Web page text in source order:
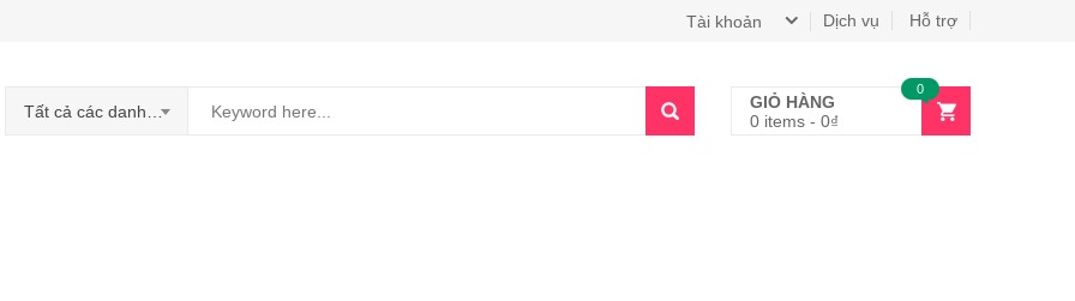
Dịch vụ Hỗ trợ
Tài khoản
Tất cả các danh mục
GIỎ HÀNG
0 items - 0₫
0